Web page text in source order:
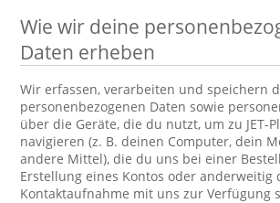
Wie wir deine
Daten erheben
Wir erfassen, verarbeiten und speichern
personenbezogenen Daten sowie
über die Geräte, die du nutzt, um zu JET-
navigieren (z. B. deinen Computer, dein
andere Mittel), die du uns bei einer
Erstellung eines Kontos oder anderweitig
Kontaktaufnahme mit uns zur Verfügung